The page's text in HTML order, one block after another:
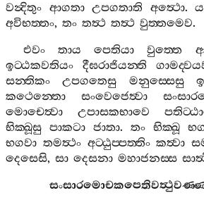
වන්‍දිතුං ආගතා උපගතාති අත්‍ථො.
අවිභත‍්තං, තං තත්‍ථ තත්‍ථ වුත‍්තමෙව.
එවං
තාය පෙතියා වුත‍්තෙ
ඉට‍්ඨකවතියං
දීඝරාජියන‍්ති
සන‍්තිකං
උපගතෙසු මනුස‍්සෙසු
කථෙන‍්තො
සංවෙජෙත්‍වා
මොචෙත්‍වා
උපාසකභාවෙ
භික‍්ඛූසු පාකටා ජාතා. තං භික‍්ඛූ
භගවා තමත්‍ථං අට‍්ඨුප‍්පත‍්තිං කත්‍වා
දෙසෙසි, සා දෙසනා මහාජනස‍්ස